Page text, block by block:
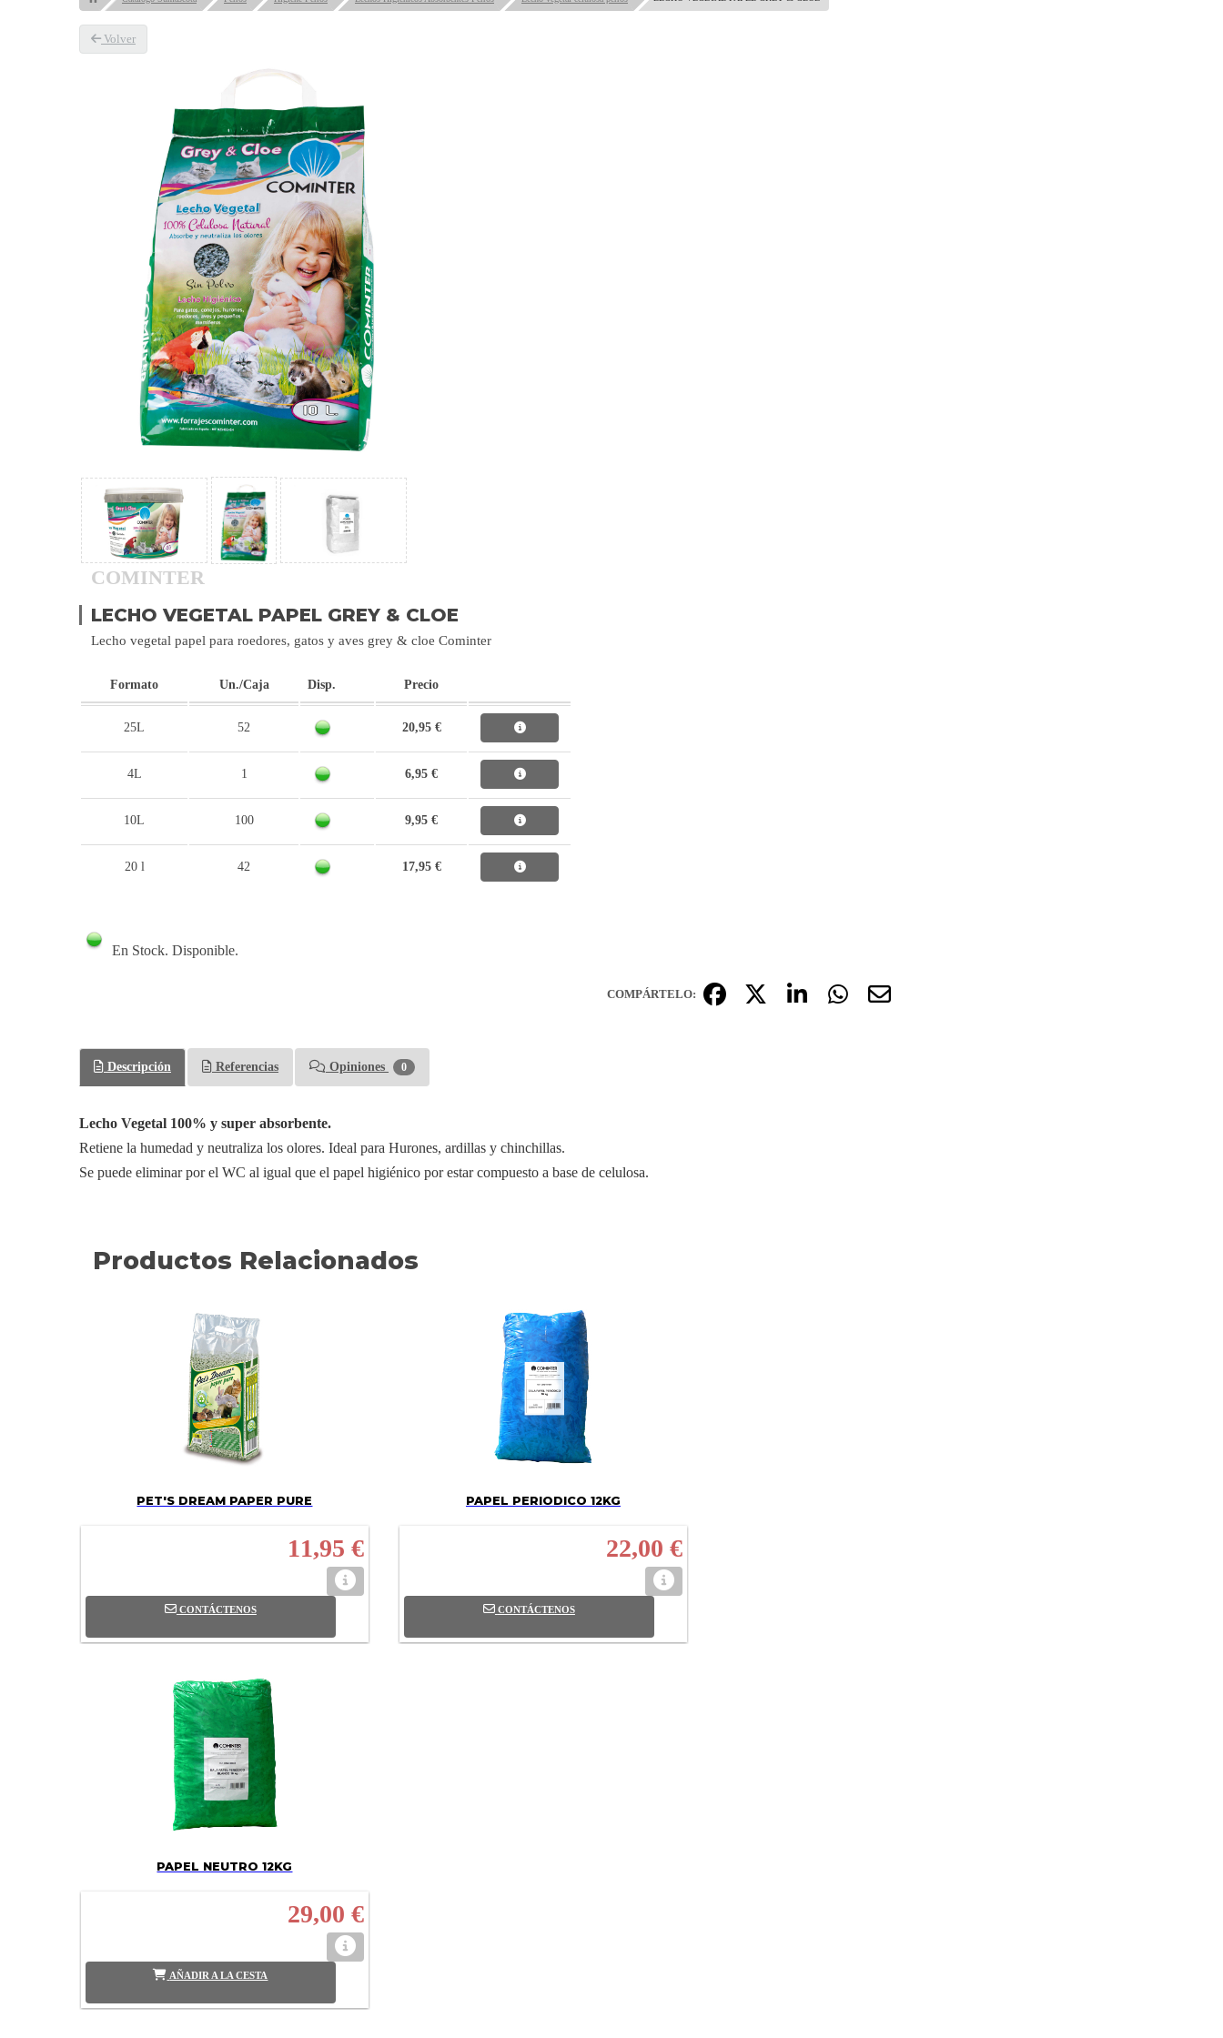
Volver
COMINTER
LECHO VEGETAL PAPEL GREY & CLOE
Lecho vegetal papel para roedores, gatos y aves grey & cloe Cominter
Formato Un./Caja Disp. Precio
25L 52 20,95 €
4L 1 6,95 €
10L 100 9,95 €
20 l 42 17,95 €
En Stock. Disponible.
COMPÁRTELO:
Descripción Referencias Opiniones 0
Lecho Vegetal 100% y super absorbente.
Retiene la humedad y neutraliza los olores. Ideal para Hurones, ardillas y chinchillas.
Se puede eliminar por el WC al igual que el papel higiénico por estar compuesto a base de celulosa.
Productos Relacionados
PET'S DREAM PAPER PURE
11,95 €
CONTÁCTENOS
PAPEL PERIODICO 12KG
22,00 €
CONTÁCTENOS
PAPEL NEUTRO 12KG
29,00 €
AÑADIR A LA CESTA